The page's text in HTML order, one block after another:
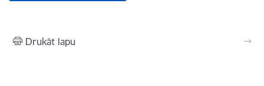
Drukāt lapu